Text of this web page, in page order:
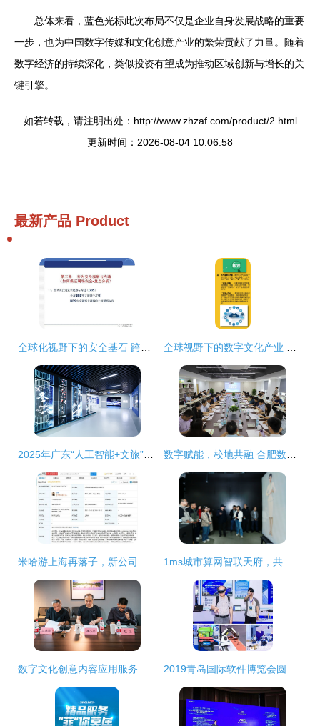
总体来看，蓝色光标此次布局不仅是企业自身发展战略的重要
一步，也为中国数字传媒和文化创意产业的繁荣贡献了力量。随着
数字经济的持续深化，类似投资有望成为推动区域创新与增长的关
键引擎。
如若转载，请注明出处：http://www.zhzaf.com/product/2.html
更新时间：2026-08-04 10:06:58
最新产品 Product